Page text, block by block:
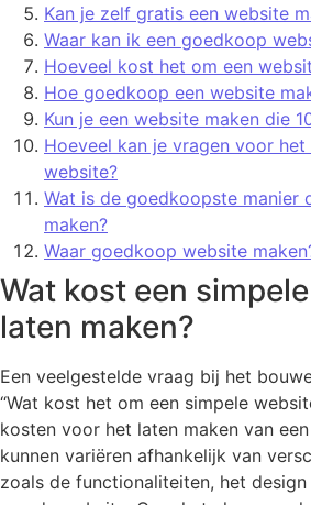
Kan je zelf gratis een website
Waar kan ik een goedkoop
Hoeveel kost het om een
Hoe goedkoop een website
Kun je een website maken die
Hoeveel kan je vragen voor het
website?
Wat is de goedkoopste manier
maken?
Waar goedkoop website
Wat kost een
laten maken?
Een veelgestelde vraag bij het
“Wat kost het om een simpele
kosten voor het laten maken van
kunnen variëren afhankelijk van
zoals de functionaliteiten, het